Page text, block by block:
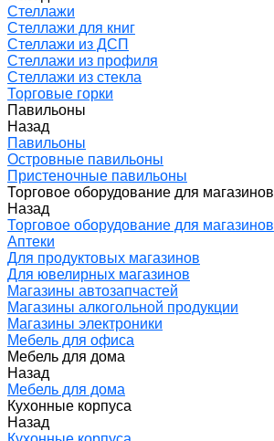
Стеллажи
Стеллажи для книг
Стеллажи из ДСП
Стеллажи из профиля
Стеллажи из стекла
Торговые горки
Павильоны
Назад
Павильоны
Островные павильоны
Пристеночные павильоны
Торговое оборудование для магазинов
Назад
Торговое оборудование для магазинов
Аптеки
Для продуктовых магазинов
Для ювелирных магазинов
Магазины автозапчастей
Магазины алкогольной продукции
Магазины электроники
Мебель для офиса
Мебель для дома
Назад
Мебель для дома
Кухонные корпуса
Назад